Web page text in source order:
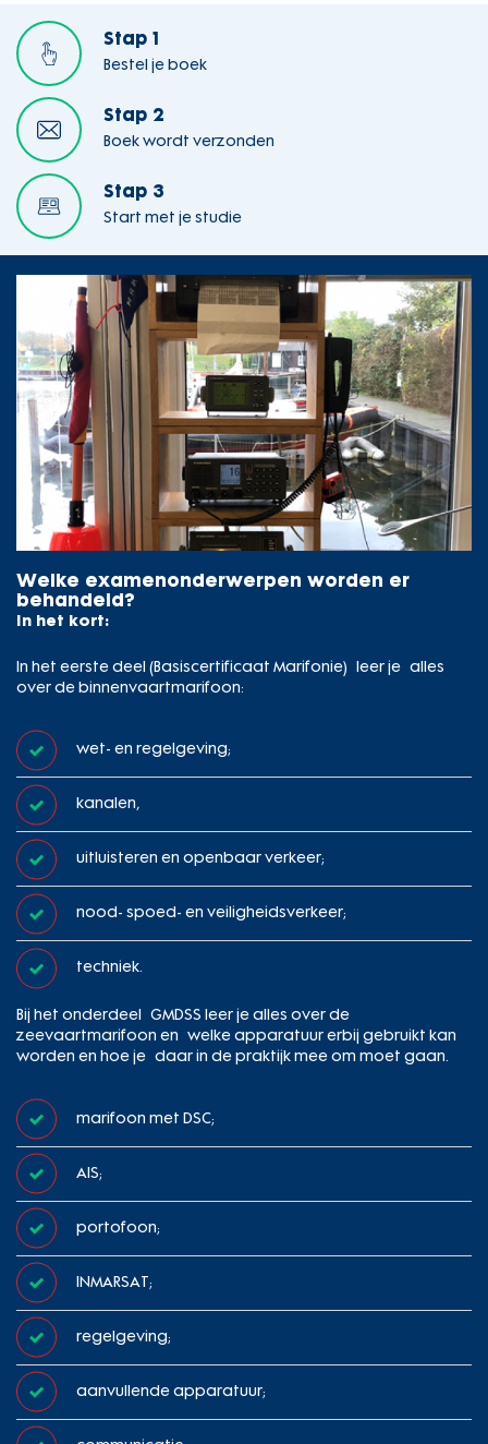
Stap 1
Bestel je boek
Stap 2
Boek wordt verzonden
Stap 3
Start met je studie
Welke examenonderwerpen worden er
behandeld?
In het kort:
In het eerste deel (Basiscertificaat Marifonie) leer je alles
over de binnenvaartmarifoon:
wet- en regelgeving;
kanalen,
uitluisteren en openbaar verkeer;
nood- spoed- en veiligheidsverkeer;
techniek.
Bij het onderdeel GMDSS leer je alles over de
zeevaartmarifoon en welke apparatuur erbij gebruikt kan
worden en hoe je daar in de praktijk mee om moet gaan.
marifoon met DSC;
AIS;
portofoon;
INMARSAT;
regelgeving;
aanvullende apparatuur;